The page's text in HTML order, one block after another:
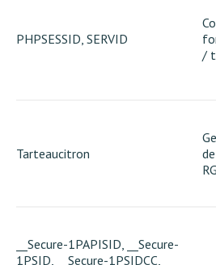
PHPSESSID, SERVID
/
Tarteaucitron
__Secure-1PAPISID, __Secure-
1PSID, __Secure-1PSIDCC,